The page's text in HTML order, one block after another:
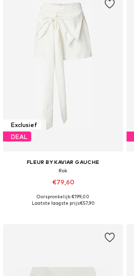
Exclusief
DEAL
FLEUR BY KAVIAR GAUCHE
Rok
€79,60
Beschikbare maten: 34, 36, 38, 40, 42, 44
Oorspronkelijk: €199,00
Laatste laagste prijs:€57,90